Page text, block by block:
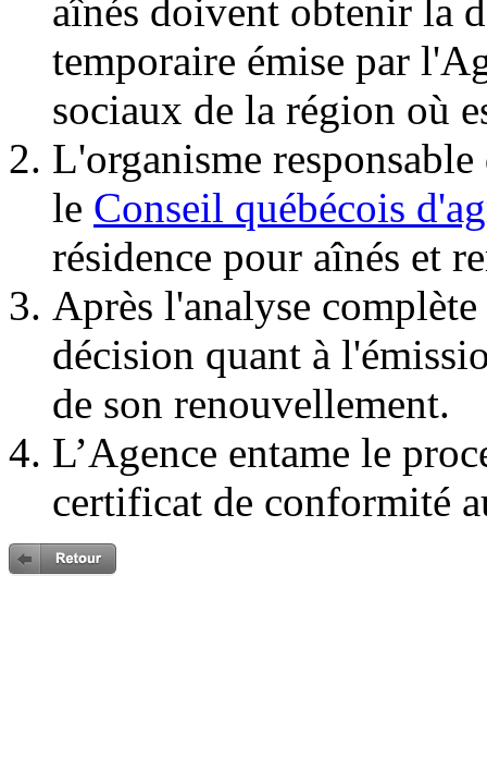
aînés doivent obtenir la
temporaire émise par
sociaux de la région où
L'organisme
le Conseil québécois
résidence pour aînés et
Après l'analyse
décision quant à
de son renouvellement.
L’Agence entame le
certificat de conformité